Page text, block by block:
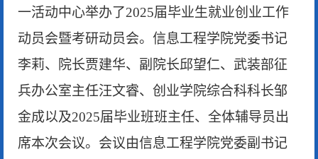
一活动中心举办了2025届毕业生就业创业工作
动员会暨考研动员会。信息工程学院党委书记
李莉、院长贾建华、副院长邱望仁、 武装部征
兵办公室主任汪文睿、创业学院综合科科长邹
金成以及2025届毕业班班主任、全体辅导员出
席本次会议。会议由信息工程学院党委副书记